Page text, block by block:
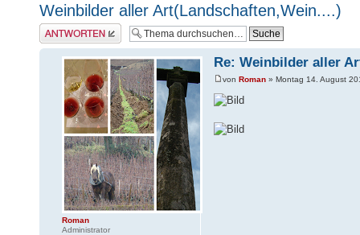
Weinbilder aller Art(Landschaften,Wein....)
Antwort erstellen
Re: Weinbilder aller
von Roman» Montag 14. August
Roman
Administrator